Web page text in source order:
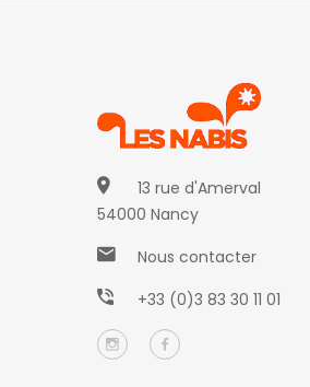
13 rue d'Amerval
54000 Nancy
Nous contacter
+33 (0)3 83 30 11 01